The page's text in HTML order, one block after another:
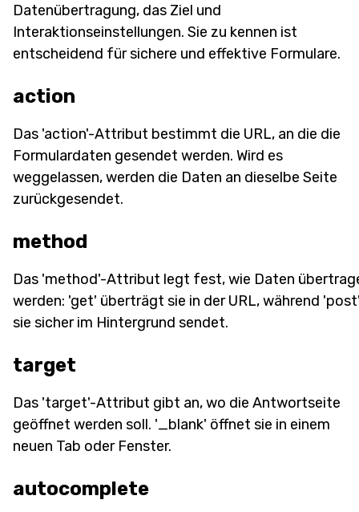
Datenübertragung, das Ziel und
Interaktionseinstellungen. Sie zu kennen ist
entscheidend für sichere und effektive Formulare.
action
Das 'action'-Attribut bestimmt die URL, an die die
Formulardaten gesendet werden. Wird es
weggelassen, werden die Daten an dieselbe Seite
zurückgesendet.
method
Das 'method'-Attribut legt fest, wie Daten
werden: 'get' überträgt sie in der URL, während
sie sicher im Hintergrund sendet.
target
Das 'target'-Attribut gibt an, wo die Antwortseite
geöffnet werden soll. '_blank' öffnet sie in einem
neuen Tab oder Fenster.
autocomplete